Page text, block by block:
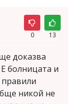
0 13
доказва
болницата и
правили
никой не